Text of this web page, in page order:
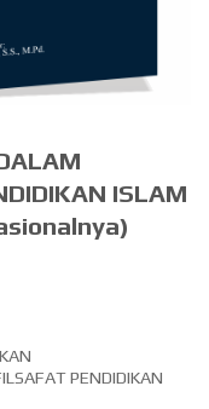
ISLAM
PENDIDIKAN